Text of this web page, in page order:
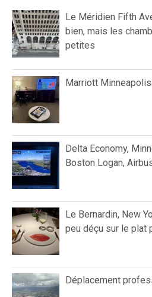
Le Méridien Fifth
bien, mais les
petites
Marriott
Delta Economy,
Boston Logan,
Le Bernardin, New
peu déçu sur le plat
Déplacement